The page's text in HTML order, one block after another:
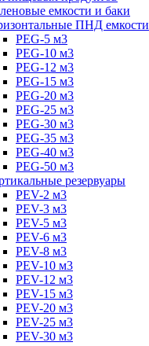
емкости и баки
ПНД емкости
PEG-5 м3
PEG-10 м3
PEG-12 м3
PEG-15 м3
PEG-20 м3
PEG-25 м3
PEG-30 м3
PEG-35 м3
PEG-40 м3
PEG-50 м3
резервуары
PEV-2 м3
PEV-3 м3
PEV-5 м3
PEV-6 м3
PEV-8 м3
PEV-10 м3
PEV-12 м3
PEV-15 м3
PEV-20 м3
PEV-25 м3
PEV-30 м3